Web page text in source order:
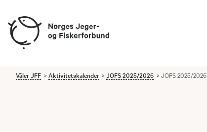
Våler JFF Aktivitetskalender JOFS 2025/2026 JOFS 2025/